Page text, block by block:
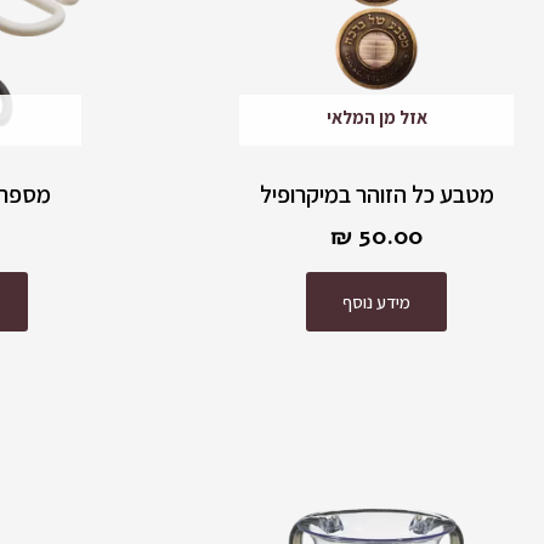
אזל מן המלאי
מטבע כל הזוהר במיקרופיל
50.00
₪
מידע נוסף